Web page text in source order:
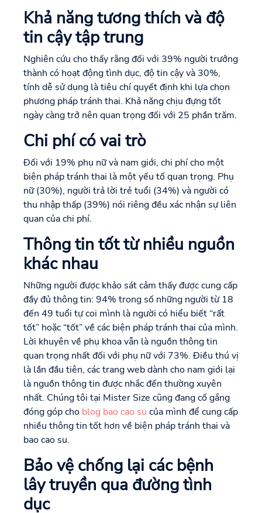
Khả năng tương thích và độ
tin cậy tập trung
Nghiên cứu cho thấy rằng đối với 39% người trưởng
thành có hoạt động tình dục, độ tin cậy và 30%,
tính dễ sử dụng là tiêu chí quyết định khi lựa chọn
phương pháp tránh thai. Khả năng chịu đựng tốt
ngày càng trở nên quan trọng đối với 25 phần trăm.
Chi phí có vai trò
Đối với 19% phụ nữ và nam giới, chi phí cho một
biện pháp tránh thai là một yếu tố quan trọng. Phụ
nữ (30%), người trả lời trẻ tuổi (34%) và người có
thu nhập thấp (39%) nói riêng đều xác nhận sự liên
quan của chi phí.
Thông tin tốt từ nhiều nguồn
khác nhau
Những người được khảo sát cảm thấy được cung cấp
đầy đủ thông tin: 94% trong số những người từ 18
đến 49 tuổi tự coi mình là người có hiểu biết “rất
tốt” hoặc “tốt” về các biện pháp tránh thai của mình.
Lời khuyên về phụ khoa vẫn là nguồn thông tin
quan trọng nhất đối với phụ nữ với 73%. Điều thú vị
là lần đầu tiên, các trang web dành cho nam giới lại
là nguồn thông tin được nhắc đến thường xuyên
nhất. Chúng tôi tại Mister Size cũng đang cố gắng
đóng góp cho blog bao cao su của mình để cung cấp
nhiều thông tin tốt hơn về biện pháp tránh thai và
bao cao su.
Bảo vệ chống lại các bệnh
lây truyền qua đường tình
dục